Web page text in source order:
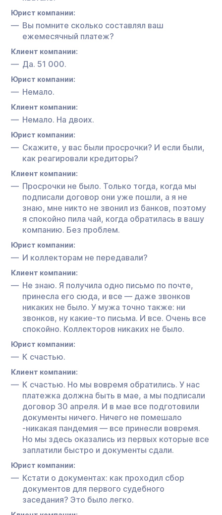
Юрист компании:
Вы помните сколько составлял ваш
ежемесячный платеж?
Клиент компании:
Да. 51 000.
Юрист компании:
Немало.
Клиент компании:
Немало. На двоих.
Юрист компании:
Скажите, у вас были просрочки? И если были,
как реагировали кредиторы?
Клиент компании:
Просрочки не было. Только тогда, когда мы
подписали договор они уже пошли, а я не
знаю, мне никто не звонил из банков, поэтому
я спокойно пила чай, когда обратилась в вашу
компанию. Без проблем.
Юрист компании:
И коллекторам не передавали?
Клиент компании:
Не знаю. Я получила одно письмо по почте,
принесла его сюда, и все — даже звонков
никаких не было. У мужа точно также: ни
звонков, ну какие-то письма. И все. Очень все
спокойно. Коллекторов никаких не было.
Юрист компании:
К счастью.
Клиент компании:
К счастью. Но мы вовремя обратились. У нас
платежка должна быть в мае, а мы подписали
договор 30 апреля. И в мае все подготовили
документы ничего. Ничего не помешало
-никакая пандемия — все принесли вовремя.
Но мы здесь оказались из первых которые все
заплатили быстро и документы сдали.
Юрист компании:
Кстати о документах: как проходил сбор
документов для первого судебного
заседания? Это было легко.